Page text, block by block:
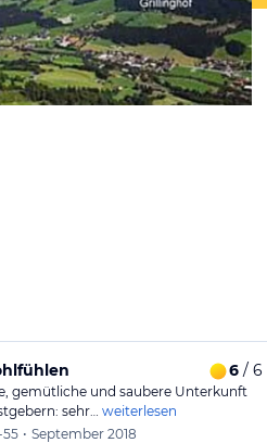
6/ 6
gemütliche und saubere Unterkunft
sehr… weiterlesen
55 • September 2018